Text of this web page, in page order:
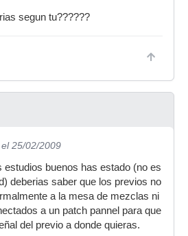
segun tu??????
el 25/02/2009
estudios buenos has estado (no es
deberias saber que los previos no
a la mesa de mezclas ni
a un patch pannel para que
del previo a donde quieras.